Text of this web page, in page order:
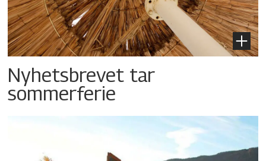
Nyhetsbrevet tar
sommerferie